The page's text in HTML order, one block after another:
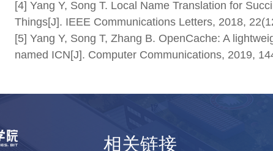
[4] Yang Y, Song T. Local Name Translation for
Things[J]. IEEE Communications Letters, 2018,
[5] Yang Y, Song T, Zhang B. OpenCache: A
named ICN[J]. Computer Communications, 2019,
相关链接